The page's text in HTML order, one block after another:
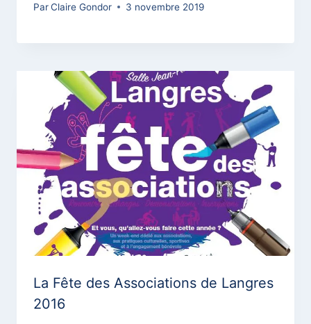
ParClaire Gondor 3 novembre 2019
La Fête des Associations de Langres
2016